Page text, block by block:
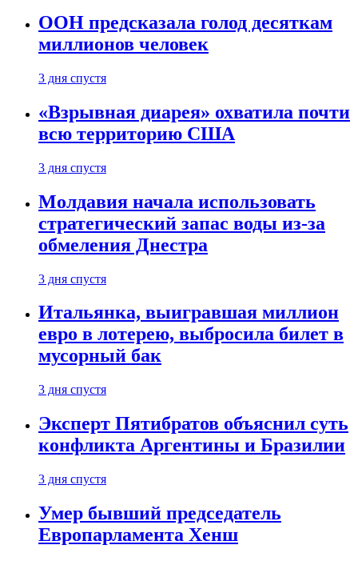
ООН предсказала голод десяткам
миллионов человек
3 дня спустя
«Взрывная диарея» охватила почти
всю территорию США
3 дня спустя
Молдавия начала использовать
стратегический запас воды из-за
обмеления Днестра
3 дня спустя
Итальянка, выигравшая миллион
евро в лотерею, выбросила билет в
мусорный бак
3 дня спустя
Эксперт Пятибратов объяснил суть
конфликта Аргентины и Бразилии
3 дня спустя
Умер бывший председатель
Европарламента Хенш